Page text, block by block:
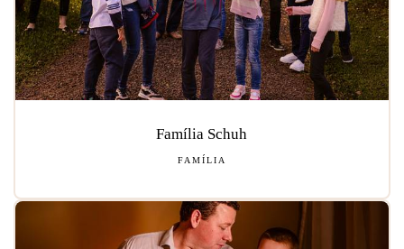
Família Schuh
FAMÍLIA